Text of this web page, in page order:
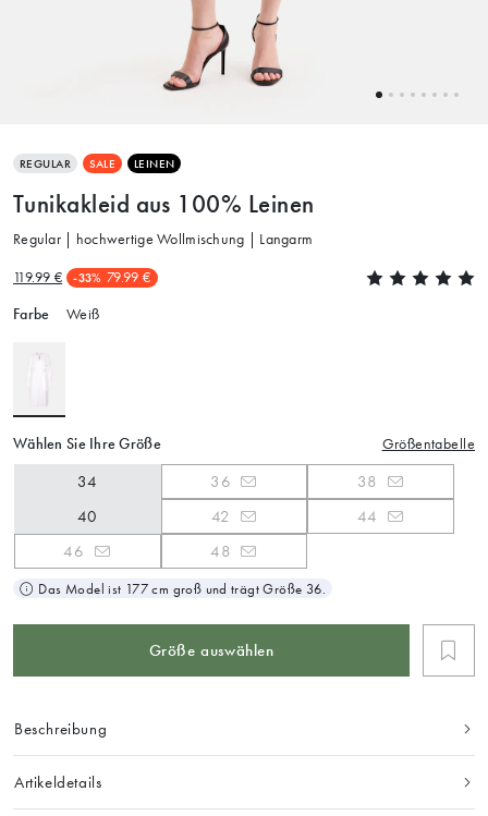
REGULAR SALE LEINEN
Tunikakleid aus 100% Leinen
Regular | hochwertige Wollmischung | Langarm
119.99 € -33% 79.99 €
Farbe Weiß
Wählen Sie Ihre Größe Größentabelle
34 36
38
40
42
44
46
48
Das Model ist 177 cm groß und trägt Größe 36.
Größe auswählen
Beschreibung
Artikeldetails